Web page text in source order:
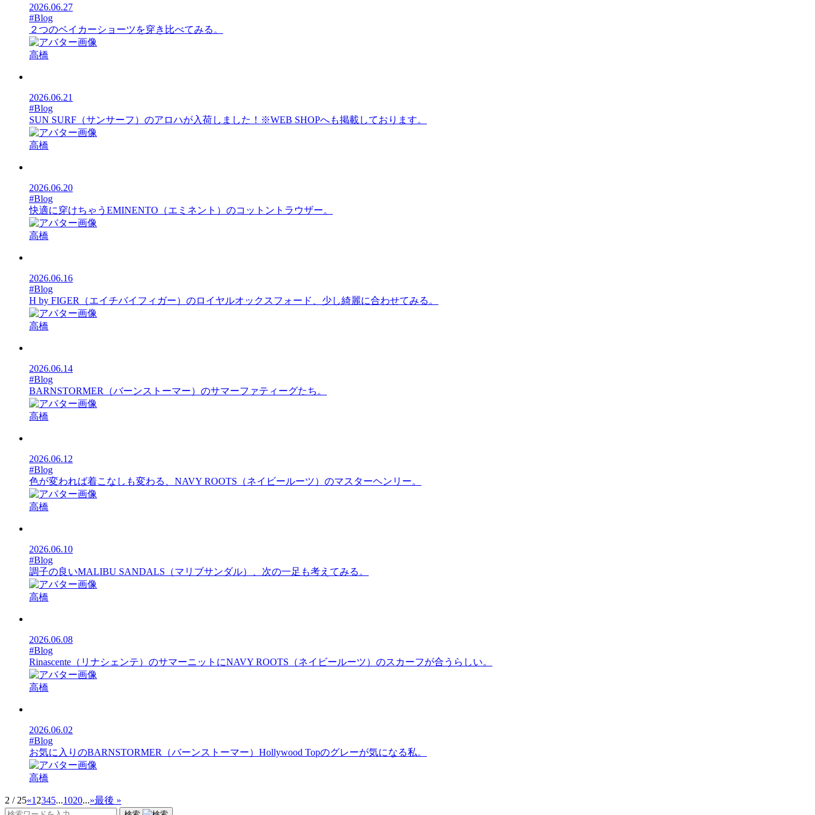
2026.06.27
#Blog
２つのベイカーショーツを穿き比べてみる。
高橋
2026.06.21
#Blog
SUN SURF（サンサーフ）のアロハが入荷しました！※WEB SHOPへも掲載しております。
高橋
2026.06.20
#Blog
快適に穿けちゃうEMINENTO（エミネント）のコットントラウザー。
高橋
2026.06.16
#Blog
H by FIGER（エイチバイフィガー）のロイヤルオックスフォード、少し綺麗に合わせてみる。
高橋
2026.06.14
#Blog
BARNSTORMER（バーンストーマー）のサマーファティーグたち。
高橋
2026.06.12
#Blog
色が変われば着こなしも変わる、NAVY ROOTS（ネイビールーツ）のマスターヘンリー。
高橋
2026.06.10
#Blog
調子の良いMALIBU SANDALS（マリブサンダル）、次の一足も考えてみる。
高橋
2026.06.08
#Blog
Rinascente（リナシェンテ）のサマーニットにNAVY ROOTS（ネイビールーツ）のスカーフが合うらしい。
高橋
2026.06.02
#Blog
お気に入りのBARNSTORMER（バーンストーマー）Hollywood Topのグレーが気になる私。
高橋
2 / 25«1 2345...1020...»最後 »